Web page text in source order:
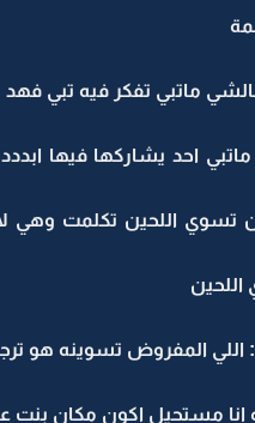
ماتبي تفكر فيه تبي
احد يشاركها فيها
اللحين تكلمت وهي
اللي المفروض تسوينه هو
انا مستحيل اكون مكان بنت